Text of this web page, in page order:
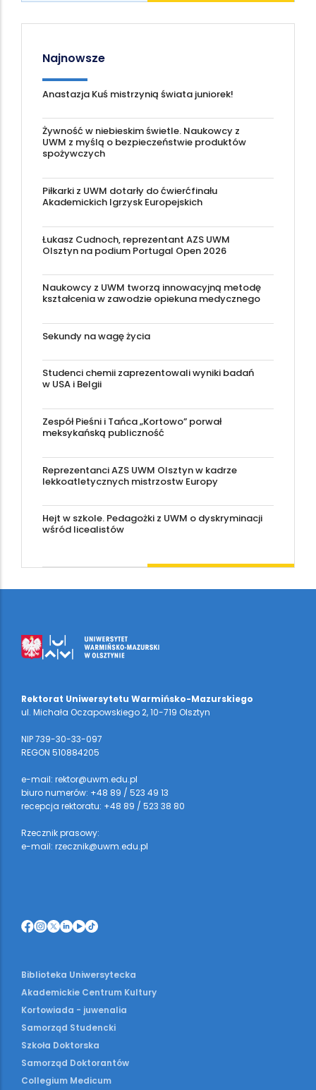
Najnowsze
Anastazja Kuś mistrzynią świata juniorek!
Żywność w niebieskim świetle. Naukowcy z
UWM z myślą o bezpieczeństwie produktów
spożywczych
Piłkarki z UWM dotarły do ćwierćfinału
Akademickich Igrzysk Europejskich
Łukasz Cudnoch, reprezentant AZS UWM
Olsztyn na podium Portugal Open 2026
Naukowcy z UWM tworzą innowacyjną metodę
kształcenia w zawodzie opiekuna medycznego
Sekundy na wagę życia
Studenci chemii zaprezentowali wyniki badań
w USA i Belgii
Zespół Pieśni i Tańca „Kortowo” porwał
meksykańską publiczność
Reprezentanci AZS UWM Olsztyn w kadrze
lekkoatletycznych mistrzostw Europy
Hejt w szkole. Pedagożki z UWM o dyskryminacji
wśród licealistów
Rektorat Uniwersytetu Warmińsko-Mazurskiego
ul. Michała Oczapowskiego 2, 10-719 Olsztyn
NIP 739-30-33-097
REGON 510884205
e-mail: rektor@uwm.edu.pl
biuro numerów: +48 89 / 523 49 13
recepcja rektoratu: +48 89 / 523 38 80
Rzecznik prasowy:
e-mail: rzecznik@uwm.edu.pl
Biblioteka Uniwersytecka
Akademickie Centrum Kultury
Kortowiada - juwenalia
Samorząd Studencki
Szkoła Doktorska
Samorząd Doktorantów
Collegium Medicum